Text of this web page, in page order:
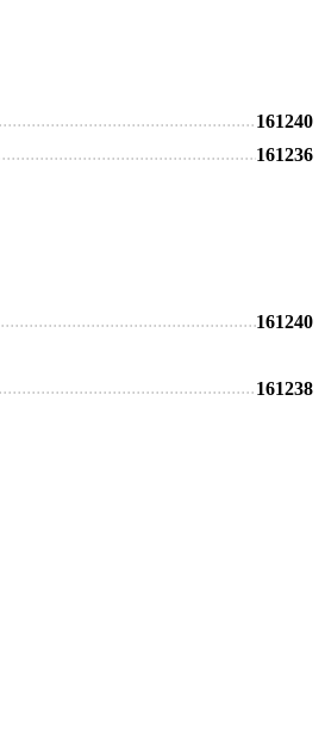
161240
161236
161240
161238